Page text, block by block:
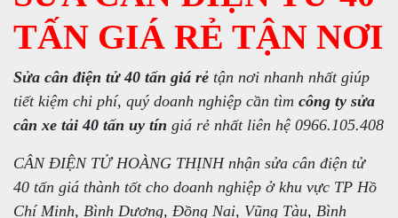
TẤN GIÁ RẺ TẬN NƠI
Sửa cân điện tử 40 tấn giá rẻ tận nơi nhanh nhất giúp
tiết kiệm chi phí, quý doanh nghiệp cần tìm công ty sửa
cân xe tải 40 tấn uy tín giá rẻ nhất liên hệ 0966.105.408
CÂN ĐIỆN TỬ HOÀNG THỊNH nhận sửa cân điện tử
40 tấn giá thành tốt cho doanh nghiệp ở khu vực TP Hồ
Chí Minh, Bình Dương, Đồng Nai, Vũng Tàu, Bình